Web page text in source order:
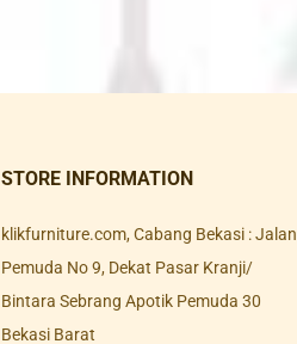
STORE INFORMATION
klikfurniture.com, Cabang Bekasi : Jalan
Pemuda No 9, Dekat Pasar Kranji/
Bintara Sebrang Apotik Pemuda 30
Bekasi Barat